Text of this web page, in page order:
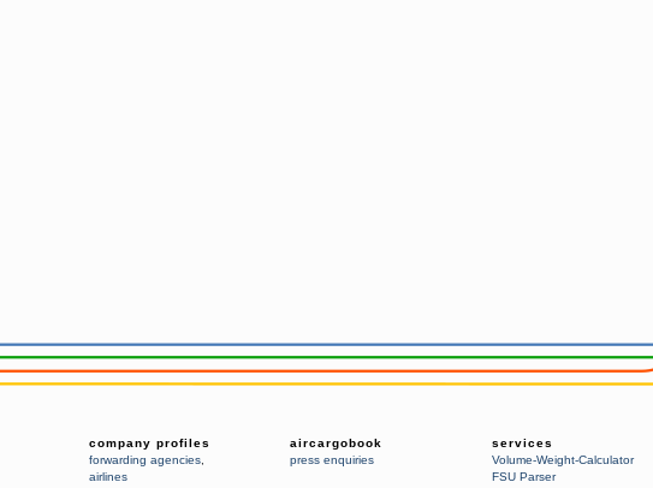
company profiles
forwarding agencies
airlines
aircargobook
press enquiries
services
Volume-Weight-Calculator
FSU Parser